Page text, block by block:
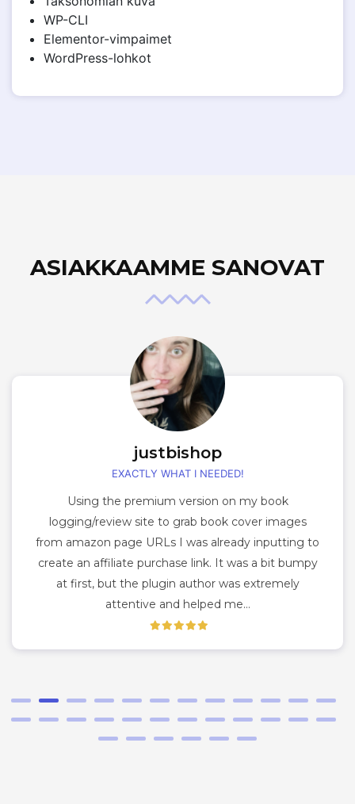
WP-CLI
Elementor-vimpaimet
WordPress-lohkot
ASIAKKAAMME SANOVAT
justbishop
EXACTLY WHAT I NEEDED!
Using the premium version on my book
logging/review site to grab book cover images
from amazon page URLs I was already inputting to
create an affiliate purchase link. It was a bit bumpy
at first, but the plugin author was extremely
attentive and helped me…